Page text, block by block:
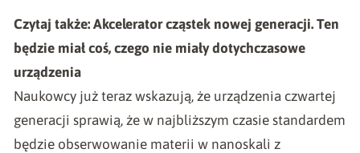
Czytaj także:Akcelerator cząstek nowej generacji. Ten
będzie miał coś, czego nie miały dotychczasowe
urządzenia
Naukowcy już teraz wskazują, że urządzenia czwartej
generacji sprawią, że w najbliższym czasie standardem
będzie obserwowanie materii w nanoskali z